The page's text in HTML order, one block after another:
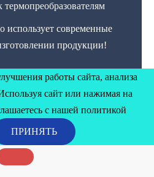
термопреобразователям
использует современные
продукции!
работы сайта, анализа
сайт или нажимая на
с нашей политикой
ПРИНЯТЬ